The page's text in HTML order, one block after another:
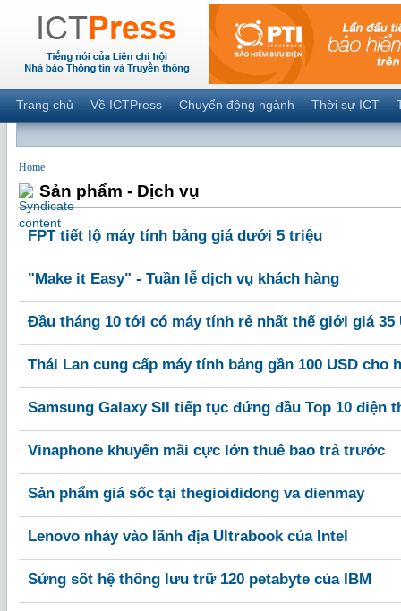
Trang chủ Về ICTPress Chuyển động ngành Thời sự ICT
Home
Sản phẩm - Dịch vụ
FPT tiết lộ máy tính bảng giá dưới 5 triệu
"Make it Easy" - Tuần lễ dịch vụ khách hàng
Đầu tháng 10 tới có máy tính rẻ nhất thế giới giá 35
Thái Lan cung cấp máy tính bảng gần 100 USD cho
Samsung Galaxy SII tiếp tục đứng đầu Top 10 điện
Vinaphone khuyến mãi cực lớn thuê bao trả trước
Sản phẩm giá sốc tại thegioididong va dienmay
Lenovo nhảy vào lãnh địa Ultrabook của Intel
Sửng sốt hệ thống lưu trữ 120 petabyte của IBM